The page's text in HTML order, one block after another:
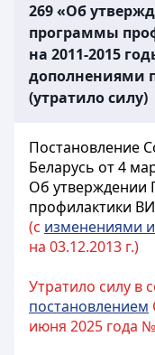
269 «Об
программы
на 2011-2015
дополнениями
(утратило силу)
Постановление
Беларусь от 4
Об утверждении
профилактики
(с изменениями
на 03.12.2013 г.)
Утратило силу в
постановлением
июня 2025 года